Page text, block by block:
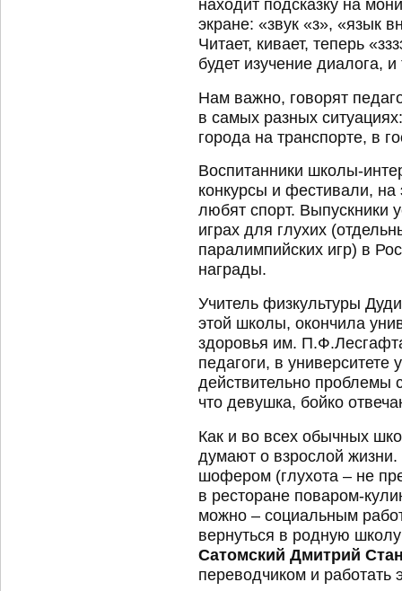
находит подсказку на
экране: «звук «з», «язык
Читает, кивает, теперь
будет изучение диалога,
Нам важно, говорят
в самых разных
города на транспорте, в
Воспитанники школы-
конкурсы и фестивали,
любят спорт. Выпускники
играх для глухих
паралимпийских игр) в
награды.
Учитель физкультуры
этой школы, окончила
здоровья им.
педагоги, в
действительно проблемы
что девушка, бойко
Как и во всех обычных
думают о взрослой жизни.
шофером (глухота – не
в ресторане поваром-
можно – социальным
вернуться в родную
Сатомский Дмитрий
переводчиком и работать